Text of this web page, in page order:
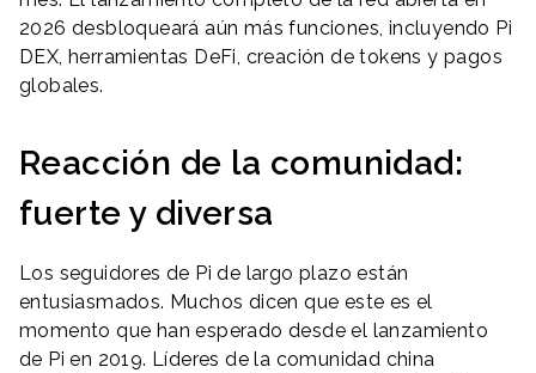
2026 desbloqueará aún más funciones, incluyendo Pi
DEX, herramientas DeFi, creación de tokens y pagos
globales.
Reacción de la comunidad:
fuerte y diversa
Los seguidores de Pi de largo plazo están
entusiasmados. Muchos dicen que este es el
momento que han esperado desde el lanzamiento
de Pi en 2019. Líderes de la comunidad china